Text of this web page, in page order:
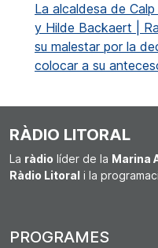
La alcaldesa de
y Hilde Backaert |
su malestar por la
colocar a su
RÀDIO LITORAL
La ràdio líder de la Marina
Ràdio Litoral i la
PROGRAMES